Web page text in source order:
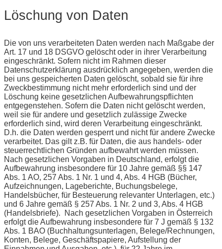
Löschung von Daten
Die von uns verarbeiteten Daten werden nach Maßgabe der
Art. 17 und 18 DSGVO gelöscht oder in ihrer Verarbeitung
eingeschränkt. Sofern nicht im Rahmen dieser
Datenschutzerklärung ausdrücklich angegeben, werden die
bei uns gespeicherten Daten gelöscht, sobald sie für ihre
Zweckbestimmung nicht mehr erforderlich sind und der
Löschung keine gesetzlichen Aufbewahrungspflichten
entgegenstehen. Sofern die Daten nicht gelöscht werden,
weil sie für andere und gesetzlich zulässige Zwecke
erforderlich sind, wird deren Verarbeitung eingeschränkt.
D.h. die Daten werden gesperrt und nicht für andere Zwecke
verarbeitet. Das gilt z.B. für Daten, die aus handels- oder
steuerrechtlichen Gründen aufbewahrt werden müssen.
Nach gesetzlichen Vorgaben in Deutschland, erfolgt die
Aufbewahrung insbesondere für 10 Jahre gemäß §§ 147
Abs. 1 AO, 257 Abs. 1 Nr. 1 und 4, Abs. 4 HGB (Bücher,
Aufzeichnungen, Lageberichte, Buchungsbelege,
Handelsbücher, für Besteuerung relevanter Unterlagen, etc.)
und 6 Jahre gemäß § 257 Abs. 1 Nr. 2 und 3, Abs. 4 HGB
(Handelsbriefe). Nach gesetzlichen Vorgaben in Österreich
erfolgt die Aufbewahrung insbesondere für 7 J gemäß § 132
Abs. 1 BAO (Buchhaltungsunterlagen, Belege/Rechnungen,
Konten, Belege, Geschäftspapiere, Aufstellung der